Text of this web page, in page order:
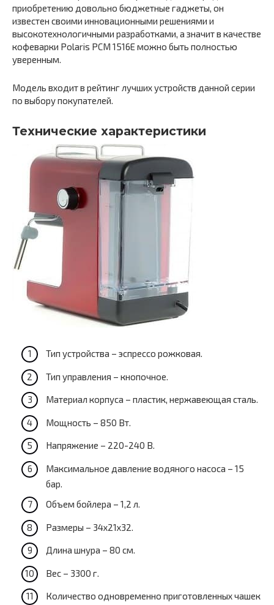
приобретению довольно бюджетные гаджеты, он
известен своими инновационными решениями и
высокотехнологичными разработками, а значит в качестве
кофеварки Polaris PCM 1516E можно быть полностью
уверенным.
Модель входит в рейтинг лучших устройств данной серии
по выбору покупателей.
Технические характеристики
Тип устройства – эспрессо рожковая.
Тип управления – кнопочное.
Материал корпуса – пластик, нержавеющая сталь.
Мощность – 850 Вт.
Напряжение – 220-240 В.
Максимальное давление водяного насоса – 15
бар.
Объем бойлера – 1,2 л.
Размеры – 34х21х32.
Длина шнура – 80 см.
Вес – 3300 г.
Количество одновременно приготовленных чашек